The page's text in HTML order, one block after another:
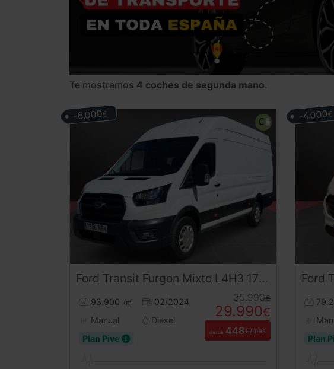
Te mostramos 4 coches de segunda mano.
Ford Transit Furgon Mixto L4H3 170CV (2024) – 6 Plazas Retráctiles Gran Volumen Ocasión ¡Desde 450 €/mes!
93.900 km
02/2024
Manual
Diesel
Plan Pive
35.990€
29.990€
desde 448€/mes
-6.000€
Ford
Plan
-4.000€